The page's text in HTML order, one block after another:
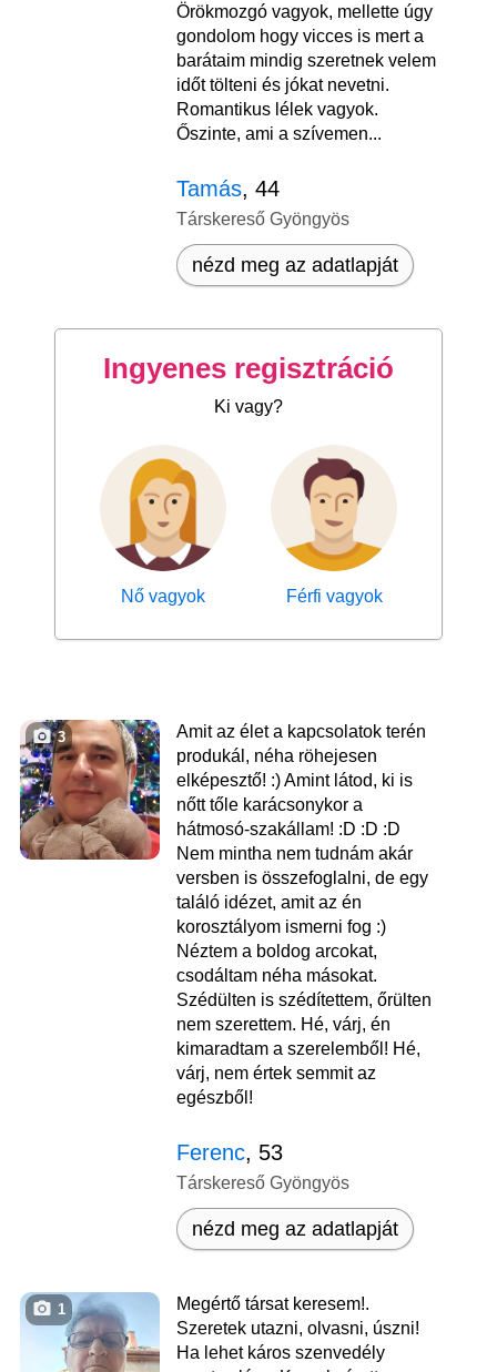
Örökmozgó vagyok, mellette úgy
gondolom hogy vicces is mert a
barátaim mindig szeretnek velem
időt tölteni és jókat nevetni.
Romantikus lélek vagyok.
Őszinte, ami a szívemen...
Tamás, 44
Társkereső Gyöngyös
nézd meg az adatlapját
Ingyenes regisztráció
Ki vagy?
Nő vagyok Férfi vagyok
3
Amit az élet a kapcsolatok terén
produkál, néha röhejesen
elképesztő! :) Amint látod, ki is
nőtt tőle karácsonykor a
hátmosó-szakállam! :D :D :D
Nem mintha nem tudnám akár
versben is összefoglalni, de egy
találó idézet, amit az én
korosztályom ismerni fog :)
Néztem a boldog arcokat,
csodáltam néha másokat.
Szédülten is szédítettem, őrülten
nem szerettem. Hé, várj, én
kimaradtam a szerelemből! Hé,
várj, nem értek semmit az
egészből!
Ferenc, 53
Társkereső Gyöngyös
nézd meg az adatlapját
1
Megértő társat keresem!.
Szeretek utazni, olvasni, úszni!
Ha lehet káros szenvedély